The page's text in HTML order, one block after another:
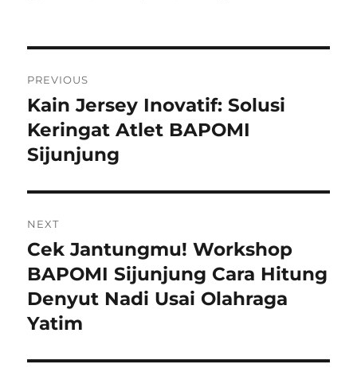
pos
PREVIOUS
Previous
post:
Kain Jersey Inovatif: Solusi
Keringat Atlet BAPOMI
Sijunjung
NEXT
Next
post:
Cek Jantungmu! Workshop
BAPOMI Sijunjung Cara Hitung
Denyut Nadi Usai Olahraga
Yatim